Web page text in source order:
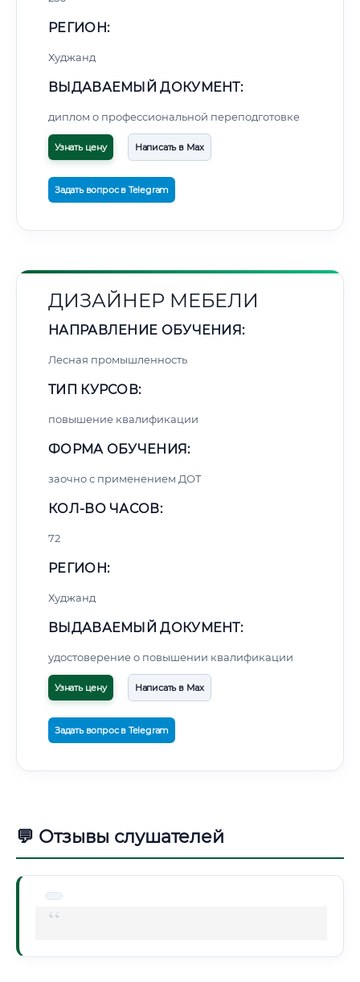
РЕГИОН:
Худжанд
ВЫДАВАЕМЫЙ ДОКУМЕНТ:
диплом о профессиональной переподготовке
Узнать цену Написать в Max
Задать вопрос в Telegram
ДИЗАЙНЕР МЕБЕЛИ
НАПРАВЛЕНИЕ ОБУЧЕНИЯ:
Лесная промышленность
ТИП КУРСОВ:
повышение квалификации
ФОРМА ОБУЧЕНИЯ:
заочно с применением ДОТ
КОЛ-ВО ЧАСОВ:
72
РЕГИОН:
Худжанд
ВЫДАВАЕМЫЙ ДОКУМЕНТ:
удостоверение о повышении квалификации
Узнать цену Написать в Max
Задать вопрос в Telegram
💬 Отзывы слушателей